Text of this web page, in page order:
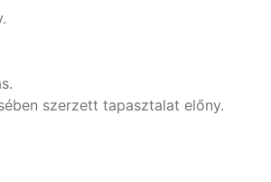
szerzett tapasztalat előny.